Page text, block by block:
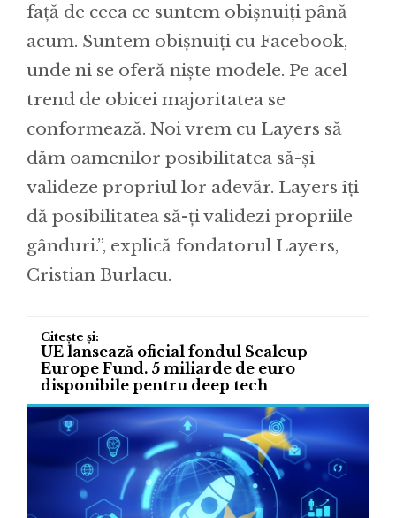
față de ceea ce suntem obișnuiți până
acum. Suntem obișnuiți cu Facebook,
unde ni se oferă niște modele. Pe acel
trend de obicei majoritatea se
conformează. Noi vrem cu Layers să
dăm oamenilor posibilitatea să-și
valideze propriul lor adevăr. Layers îți
dă posibilitatea să-ți validezi propriile
gânduri.”, explică fondatorul Layers,
Cristian Burlacu.
UE lansează oficial fondul Scaleup
Europe Fund. 5 miliarde de euro
disponibile pentru deep tech